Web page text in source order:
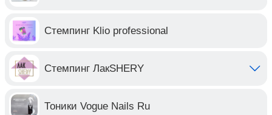
Стемпинг Klio professional
Стемпинг ЛакSHERY
Тоники Vogue Nails Ru